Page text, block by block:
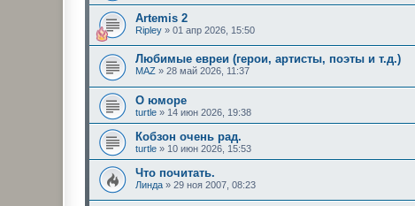
Artemis 2
Ripley » 01 апр 2026, 15:50
Любимые евреи (герои, артисты, поэты и т.д.)
MAZ » 28 май 2026, 11:37
О юморе
turtle » 14 июн 2026, 19:38
Кобзон очень рад.
turtle » 10 июн 2026, 15:53
Что почитать.
Линда » 29 ноя 2007, 08:23